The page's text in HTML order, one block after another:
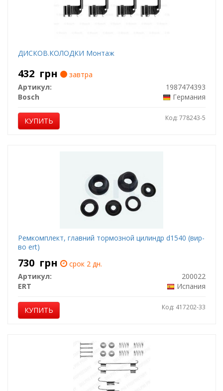
ДИСКОВ.КОЛОДКИ Монтаж
432 грн
завтра
Артикул:
1987474393
Bosch
Германия
КУПИТЬ Код: 778243-5
Ремкомплект, главний тормозной цилиндр d1540 (вир-
во ert)
730 грн
срок 2 дн.
Артикул:
200022
ERT
Испания
КУПИТЬ Код: 417202-33